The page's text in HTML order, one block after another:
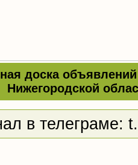
доска
Нижегородской
в телеграме: